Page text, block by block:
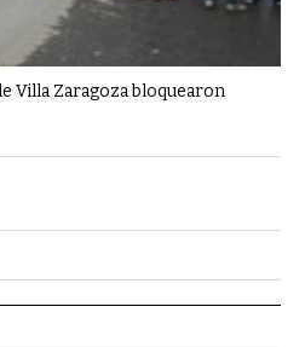
Villa Zaragoza bloquearon